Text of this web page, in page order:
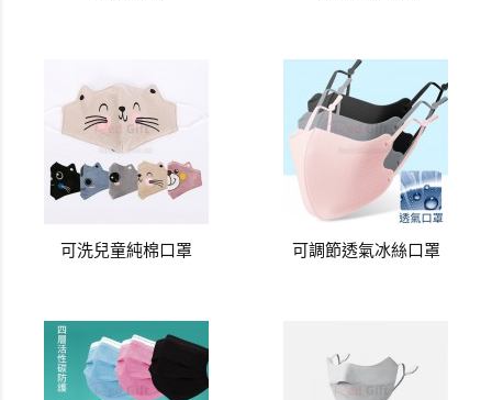
可洗兒童純棉口罩 可調節透氣冰絲口罩